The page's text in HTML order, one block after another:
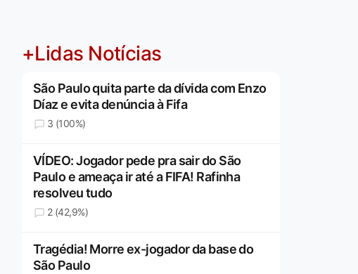
+Lidas Notícias
São Paulo quita parte da dívida com Enzo
Díaz e evita denúncia à Fifa
3 (100%)
VÍDEO: Jogador pede pra sair do São
Paulo e ameaça ir até a FIFA! Rafinha
resolveu tudo
2 (42,9%)
Tragédia! Morre ex-jogador da base do
São Paulo